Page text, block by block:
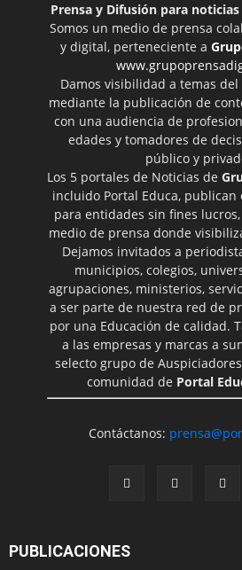
Prensa y Difusión para
Somos un medio de prensa
y digital, perteneciente a
Damos visibilidad a temas del
mediante la publicación de
con una audiencia de
edades y tomadores de
público y
Los 5 portales de Noticias de
incluido Portal Educa,
para entidades sin fines
medio de prensa donde
Dejamos invitados a
municipios, colegios,
agrupaciones, ministerios,
a ser parte de nuestra red de
por una Educación de calidad.
a las empresas y marcas a
selecto grupo de
comunidad de Portal
Contáctanos:
PUBLICACIONES